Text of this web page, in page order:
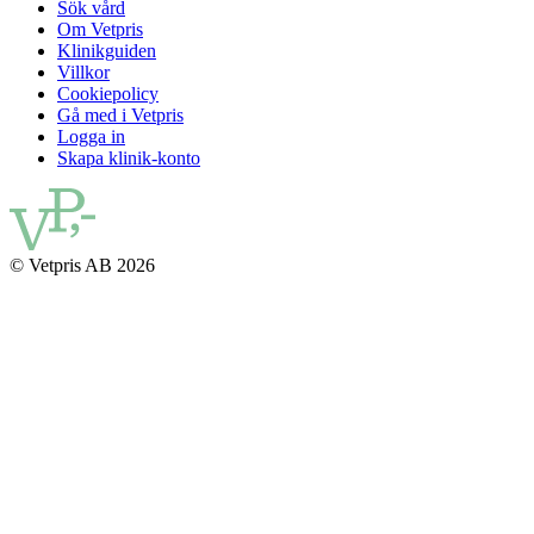
Sök vård
Om Vetpris
Klinikguiden
Villkor
Cookiepolicy
Gå med i Vetpris
Logga in
Skapa klinik-konto
© Vetpris AB 2026